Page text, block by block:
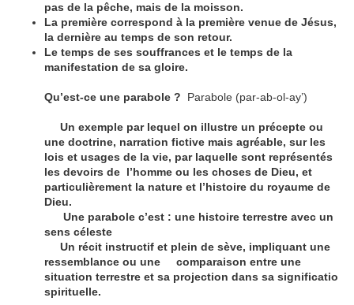
pas de la pêche, mais de la moisson.
La première correspond à la première venue de Jésus,
la dernière au temps de son retour.
Le temps de ses souffrances et le temps de la
manifestation de sa gloire.
Qu’est-ce une parabole ? Parabole (par-ab-ol-ay’)
Un exemple par lequel on illustre un précepte ou
une doctrine, narration fictive mais agréable, sur les
lois et usages de la vie, par laquelle sont représentés
les devoirs de l’homme ou les choses de Dieu, et
particulièrement la nature et l’histoire du royaume de
Dieu.
Une parabole c’est : une histoire terrestre avec un
sens céleste
Un récit instructif et plein de sève, impliquant une
ressemblance ou une comparaison entre une
situation terrestre et sa projection dans sa significatio
spirituelle.